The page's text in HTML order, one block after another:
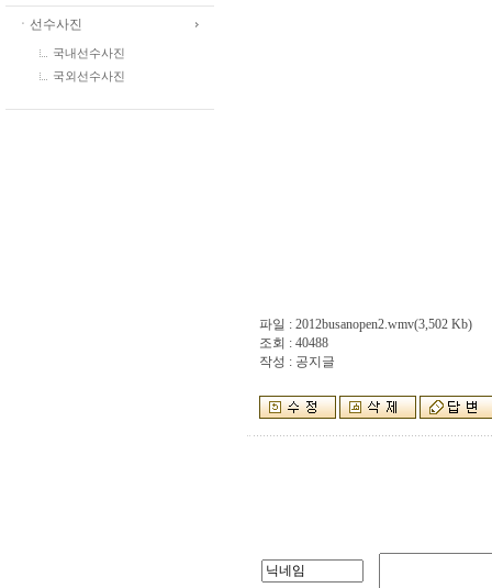
ㆍ선수사진
국내선수사진
국외선수사진
파일 : 2012busanopen2.wmv(3,502 Kb)
조회 : 40488
작성 : 공지글